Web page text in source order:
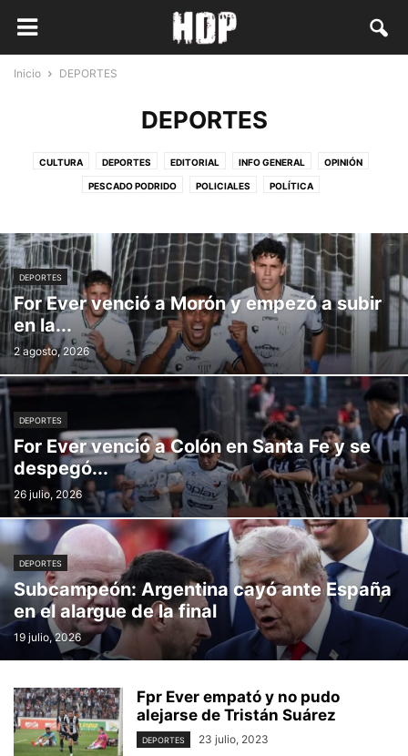
Inicio DEPORTES
DEPORTES
CULTURA DEPORTES EDITORIAL INFO GENERAL OPINIÓN
PESCADO PODRIDO POLICIALES POLÍTICA
DEPORTES
For Ever venció a Morón y empezó a subir
en la...
2 agosto, 2026
DEPORTES
For Ever venció a Colón en Santa Fe y se
despegó...
26 julio, 2026
DEPORTES
Subcampeón: Argentina cayó ante España
en el alargue de la final
19 julio, 2026
Fpr Ever empató y no pudo
alejarse de Tristán Suárez
DEPORTES 23 julio, 2023